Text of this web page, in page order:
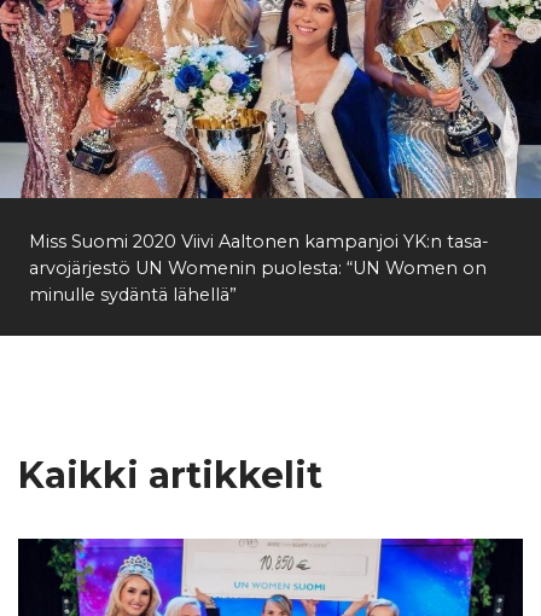
Lahjoita
Etsi
Miss Suomi 2020 Viivi Aaltonen kampanjoi YK:n tasa-
arvojärjestö UN Womenin puolesta: “UN Women on
minulle sydäntä lähellä”
Kaikki artikkelit